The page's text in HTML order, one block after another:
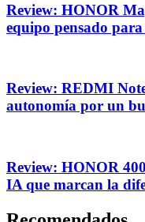
Review: HONOR
equipo pensado
Review: REDMI
autonomía por un
Review: HONOR
IA que marcan la